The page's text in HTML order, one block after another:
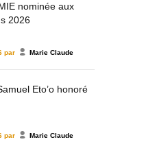
nominée aux
2026
par Marie Claude
Eto’o honoré
par Marie Claude